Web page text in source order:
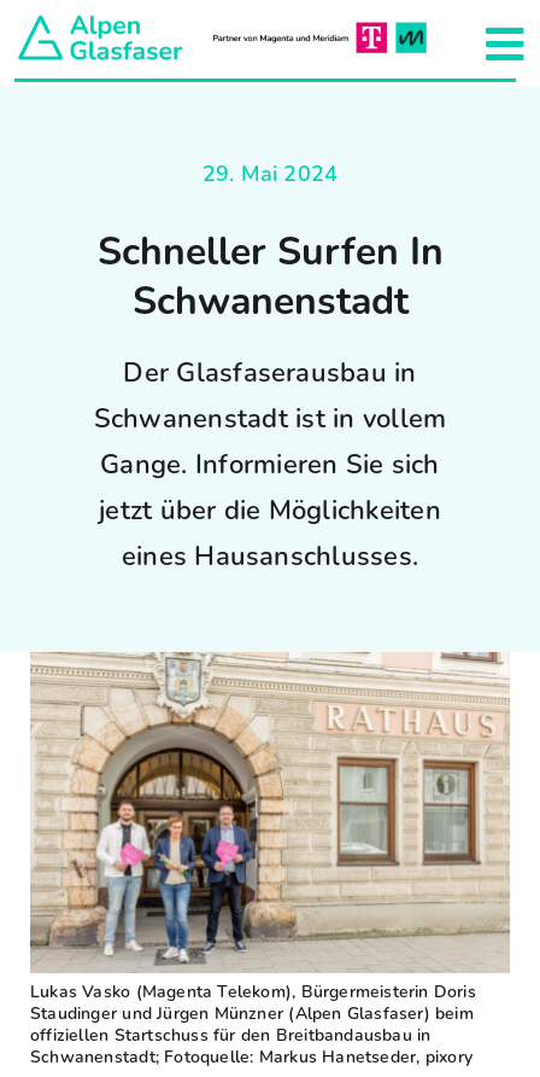
Zum
Inhalt
Hausanschluss
Über uns
Karriere
Kontakt
Suche
nach:
29. Mai 2024
Schneller Surfen In
Schwanenstadt
Der Glasfaserausbau in
Schwanenstadt ist in vollem
Gange. Informieren Sie sich
jetzt über die Möglichkeiten
eines Hausanschlusses.
Lukas Vasko (Magenta Telekom), Bürgermeisterin Doris
Staudinger und Jürgen Münzner (Alpen Glasfaser) beim
offiziellen Startschuss für den Breitbandausbau in
Schwanenstadt; Fotoquelle: Markus Hanetseder, pixory